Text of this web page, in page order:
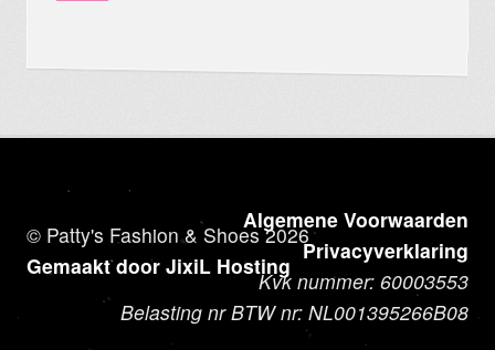
© Patty's Fashion & Shoes 2026
Gemaakt door JixiL Hosting
Algemene Voorwaarden
Privacyverklaring
Kvk nummer: 60003553
Belasting nr BTW nr: NL001395266B08